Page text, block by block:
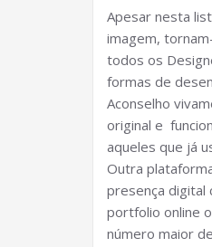
Apesar nesta
imagem,
todos os
formas de
Aconselho
original e
aqueles que já
Outra
presença digital
portfolio online
número maior